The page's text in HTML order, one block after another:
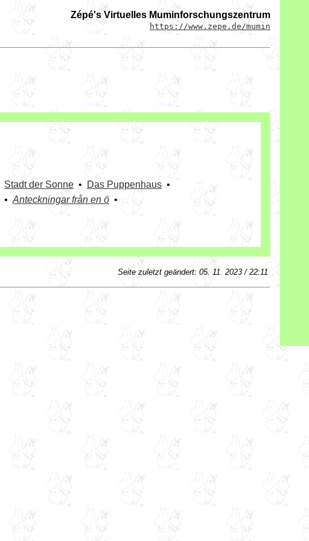
Zépé's Virtuelles Muminforschungszentrum
https://www.zepe.de/mumin
Stadt der Sonne • Das Puppenhaus •
• Anteckningar från en ö •
Seite zuletzt geändert: 05. 11. 2023 / 22:11